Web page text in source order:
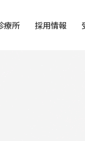
療所 採用情報